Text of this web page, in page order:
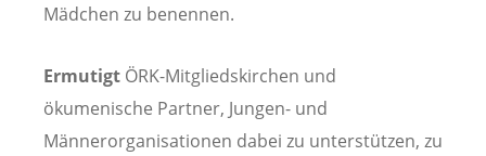
Mädchen zu benennen.
Ermutigt ÖRK-Mitgliedskirchen und
ökumenische Partner, Jungen- und
Männerorganisationen dabei zu unterstützen, zu